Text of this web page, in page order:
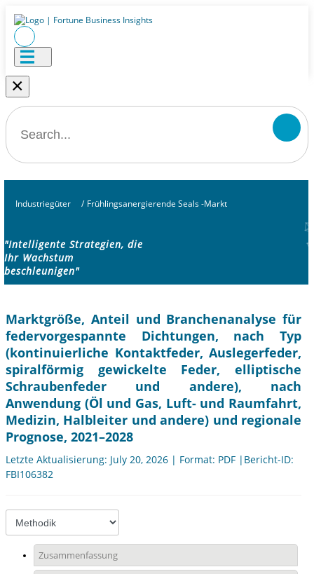
×
Industriegüter / Frühlingsanergierende Seals -Markt
"Intelligente Strategien, die
Ihr Wachstum
beschleunigen"
Marktgröße, Anteil und Branchenanalyse für
federvorgespannte Dichtungen, nach Typ
(kontinuierliche Kontaktfeder, Auslegerfeder,
spiralförmig gewickelte Feder, elliptische
Schraubenfeder und andere), nach
Anwendung (Öl und Gas, Luft- und Raumfahrt,
Medizin, Halbleiter und andere) und regionale
Prognose, 2021–2028
Letzte Aktualisierung: July 20, 2026 | Format: PDF |Bericht-ID:
FBI106382
Zusammenfassung